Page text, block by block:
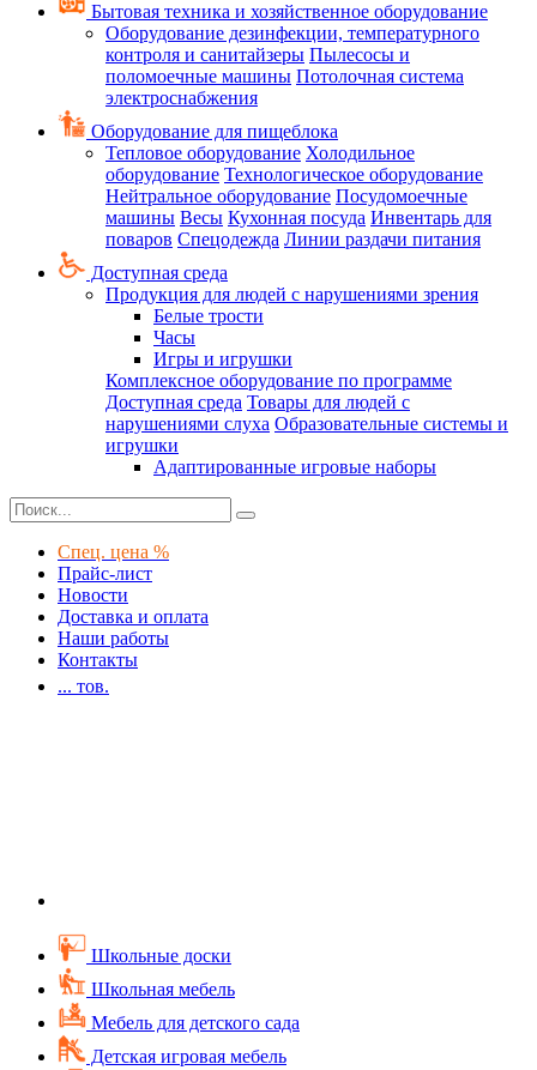
Бытовая техника и хозяйственное оборудование
Оборудование дезинфекции, температурного
контроля и санитайзеры Пылесосы и
поломоечные машины Потолочная система
электроснабжения
Оборудование для пищеблока
Тепловое оборудование Холодильное
оборудование Технологическое оборудование
Нейтральное оборудование Посудомоечные
машины Весы Кухонная посуда Инвентарь для
поваров Спецодежда Линии раздачи питания
Доступная среда
Продукция для людей с нарушениями зрения
Белые трости
Часы
Игры и игрушки
Комплексное оборудование по программе
Доступная среда Товары для людей с
нарушениями слуха Образовательные системы и
игрушки
Адаптированные игровые наборы
Спец. цена %
Прайс-лист
Новости
Доставка и оплата
Наши работы
Контакты
... тов.
Школьные доски
Школьная мебель
Мебель для детского сада
Детская игровая мебель